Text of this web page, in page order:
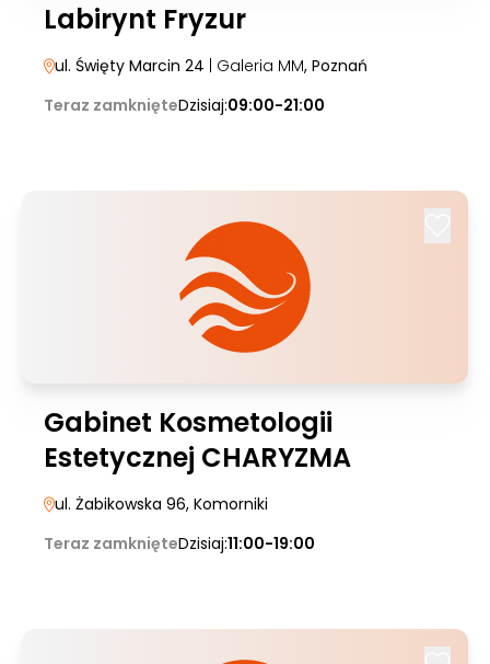
Labirynt Fryzur
ul. Święty Marcin 24 | Galeria MM, Poznań
Teraz zamknięteDzisiaj:09:00-21:00
Gabinet Kosmetologii
Estetycznej CHARYZMA
ul. Żabikowska 96, Komorniki
Teraz zamknięteDzisiaj:11:00-19:00